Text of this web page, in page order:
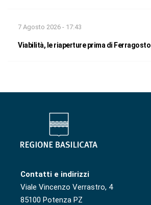
7 Agosto 2026 - 17:43
Viabilità, le riaperture prima di Ferragosto
Contatti e indirizzi
Viale Vincenzo Verrastro, 4
85100 Potenza PZ